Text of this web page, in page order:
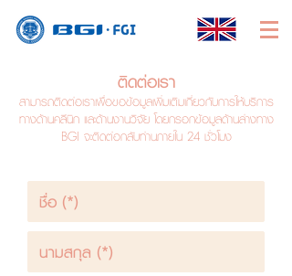
ติดต่อเรา
สามารถติดต่อเราเพื่อขอข้อมูลเพิ่มเติมเกี่ยวกับการให้บริการ
ทางด้านคลีนิก และด้านงานวิจัย โดยกรอกข้อมูลด้านล่างทาง
BGI จะติดต่อกลับท่านภายใน 24 ชั่วโมง